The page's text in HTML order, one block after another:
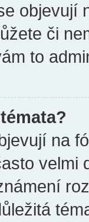
objevují
či
to
na
velmi